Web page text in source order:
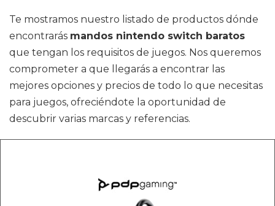
Te mostramos nuestro listado de productos dónde
encontrarás mandos nintendo switch baratos
que tengan los requisitos de juegos. Nos queremos
comprometer a que llegarás a encontrar las
mejores opciones y precios de todo lo que necesitas
para juegos, ofreciéndote la oportunidad de
descubrir varias marcas y referencias.